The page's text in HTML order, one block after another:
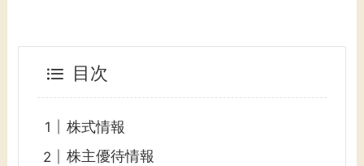
目次
株式情報
株主優待情報